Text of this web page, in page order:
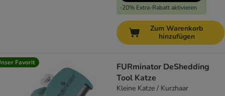
-20% Extra-Rabatt aktivieren
Zum Warenkorb
hinzufügen
Favorit
FURminator DeShedding
Tool Katze
Kleine Katze / Kurzhaar